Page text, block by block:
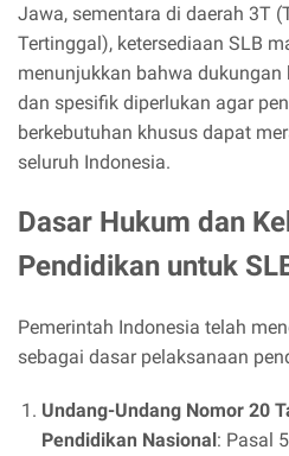
Jawa, sementara di daerah 3T
Tertinggal), ketersediaan SLB
menunjukkan bahwa
dan spesifik diperlukan agar
berkebutuhan khusus dapat
seluruh Indonesia.
Dasar Hukum dan
Pendidikan untuk
Pemerintah Indonesia telah
sebagai dasar pelaksanaan
Undang-Undang Nomor 20
Pendidikan Nasional: Pasal